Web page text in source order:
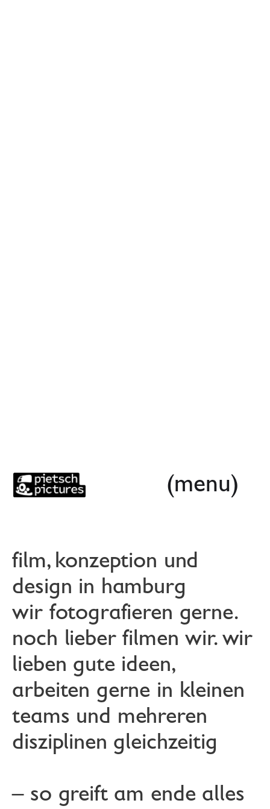
(menu)
film, konzeption ­und
design in hamburg
wir fotografieren gerne.
noch lieber filmen wir. wir
lieben gute ideen,
arbeiten gerne in kleinen
teams und mehreren
disziplinen gleichzeitig
– so greift am ende alles